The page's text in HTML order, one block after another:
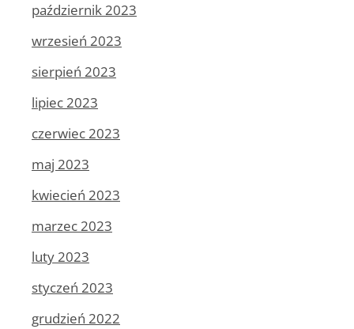
październik 2023
wrzesień 2023
sierpień 2023
lipiec 2023
czerwiec 2023
maj 2023
kwiecień 2023
marzec 2023
luty 2023
styczeń 2023
grudzień 2022